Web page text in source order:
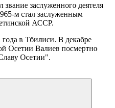
заслуженного деятеля
м стал заслуженным
АССР.
года в Тбилиси. В декабре
Осетии Валиев посмертно
Осетии".